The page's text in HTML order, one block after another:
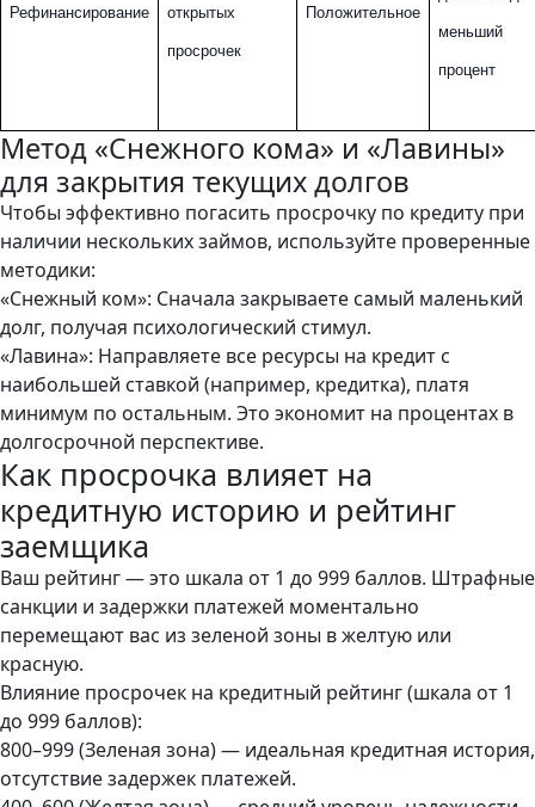
Рефинансирование открытых
просрочек
Положительное
меньший
процент
Метод «Снежного кома» и «Лавины»
для закрытия текущих долгов
Чтобы эффективно погасить просрочку по кредиту при
наличии нескольких займов, используйте проверенные
методики:
«Снежный ком»: Сначала закрываете самый маленький
долг, получая психологический стимул.
«Лавина»: Направляете все ресурсы на кредит с
наибольшей ставкой (например, кредитка), платя
минимум по остальным. Это экономит на процентах в
долгосрочной перспективе.
Как просрочка влияет на
кредитную историю и рейтинг
заемщика
Ваш рейтинг — это шкала от 1 до 999 баллов. Штрафные
санкции и задержки платежей моментально
перемещают вас из зеленой зоны в желтую или
красную.
Влияние просрочек на кредитный рейтинг (шкала от 1
до 999 баллов):
800–999 (Зеленая зона) — идеальная кредитная история,
отсутствие задержек платежей.